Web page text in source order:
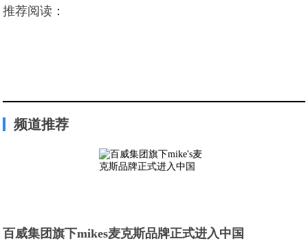
推荐阅读：
频道推荐
百威集团旗下mikes麦克斯品牌正式进入中国